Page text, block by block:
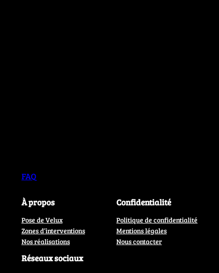
FAQ
À propos
Pose de Velux
Zones d’interventions
Nos réalisations
Confidentialité
Politique de confidentialité
Mentions légales
Nous contacter
Réseaux sociaux